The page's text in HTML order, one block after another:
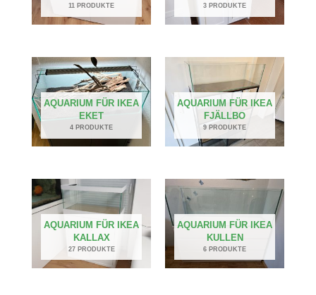
11 PRODUKTE 3 PRODUKTE
AQUARIUM FÜR IKEA
EKET
4 PRODUKTE
AQUARIUM FÜR IKEA
FJÄLLBO
9 PRODUKTE
AQUARIUM FÜR IKEA
KALLAX
27 PRODUKTE
AQUARIUM FÜR IKEA
KULLEN
6 PRODUKTE